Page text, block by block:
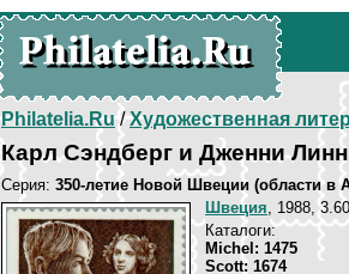
Philatelia.Ru/Художественная
Карл Сэндберг и Дженни Линн
Серия: 350-летие Новой Швеции (области в
Швеция, 1988,
Каталоги:
Michel: 1475
Scott: 1674